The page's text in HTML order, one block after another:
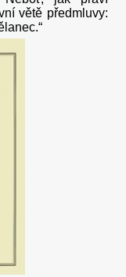
větě předmluvy: